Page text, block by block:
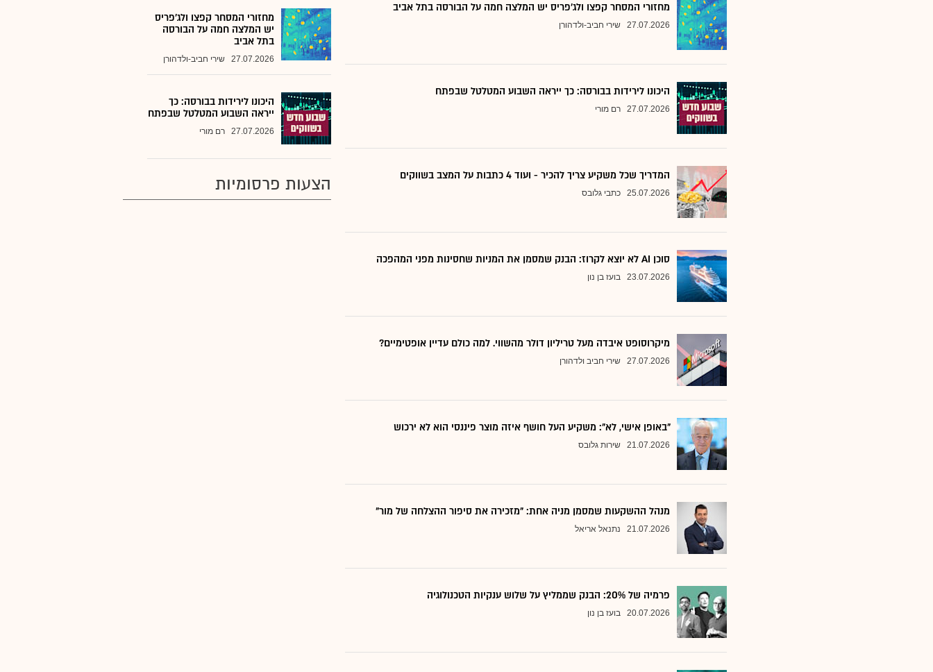
מחזורי המסחר קפצו ולג'פריס יש המלצה חמה על הבורסה בתל אביב
27.07.2026 שירי חביב-ולדהורן
היכונו לירידות בבורסה: כך ייראה השבוע המטלטל שבפתח
27.07.2026 רם מורי
המדריך שכל משקיע צריך להכיר - ועוד 4 כתבות על המצב בשווקים
25.07.2026 כתבי גלובס
סוכן AI לא יוצא לקרוז: הבנק שמסמן את המניות שחסינות מפני המהפכה
23.07.2026 בועז בן נון
מיקרוסופט איבדה מעל טריליון דולר מהשווי. למה כולם עדיין אופטימיים?
27.07.2026 שירי חביב ולדהורן
"באופן אישי, לא": משקיע העל חושף איזה מוצר פיננסי הוא לא ירכוש
21.07.2026 שירות גלובס
מנהל ההשקעות שמסמן מניה אחת: "מזכירה את סיפור ההצלחה של מור"
21.07.2026 נתנאל אריאל
פרמיה של 20%: הבנק שממליץ על שלוש ענקיות הטכנולוגיה
20.07.2026 בועז בן נון
מחזורי המסחר קפצו ולג'פריס
יש המלצה חמה על הבורסה
בתל אביב
27.07.2026 שירי חביב-ולדהורן
היכונו לירידות בבורסה: כך
ייראה השבוע המטלטל שבפתח
27.07.2026 רם מורי
הצעות פרסומיות